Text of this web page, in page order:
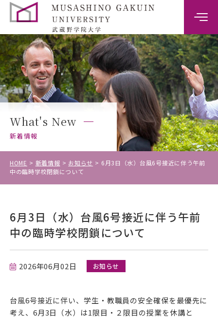
大学案内
学部案内
キャンパスライフ
キャリア・就職支援
入試情報
在学生の方
採用担当の方
What's New
新着情報
HOME 新着情報 お知らせ
6月3日（水）台風6号接近に伴う午前
中の臨時学校閉鎖について
6月3日（水）台風6号接近に伴う午前
中の臨時学校閉鎖について
2026年06月02日 お知らせ
台風6号接近に伴い、学生・教職員の安全確保を最優先に
考え、6月3日（水）は1限目・２限目の授業を休講と